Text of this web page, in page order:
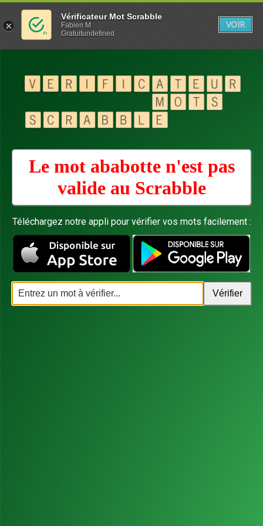
Le mot ababotte n'est pas
valide au Scrabble
Téléchargez notre appli pour vérifier vos mots facilement :
Vérificateur Mot Scrabble
Fabien M
Gratuitundefined
VOIR